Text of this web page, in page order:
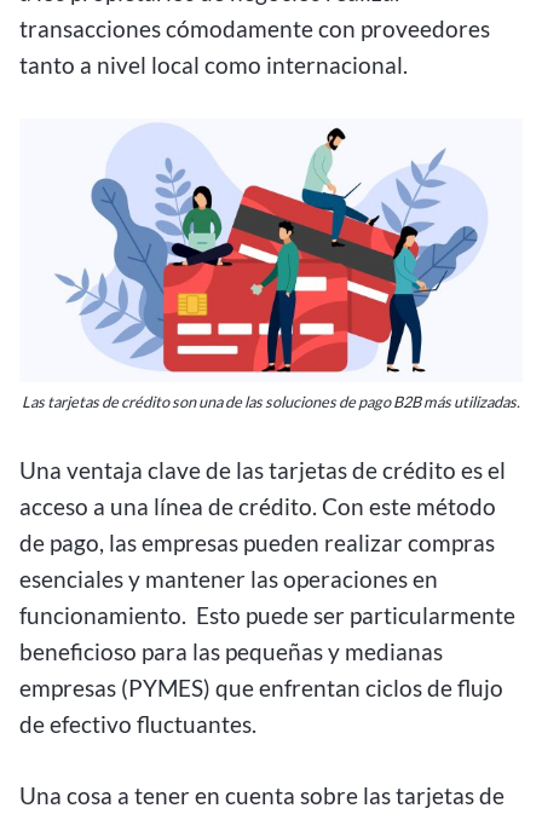
transacciones cómodamente con proveedores
tanto a nivel local como internacional.
Las tarjetas de crédito son una de las soluciones de pago B2B más utilizadas.
Una ventaja clave de las tarjetas de crédito es el
acceso a una línea de crédito. Con este método
de pago, las empresas pueden realizar compras
esenciales y mantener las operaciones en
funcionamiento. Esto puede ser particularmente
beneficioso para las pequeñas y medianas
empresas (PYMES) que enfrentan ciclos de flujo
de efectivo fluctuantes.
Una cosa a tener en cuenta sobre las tarjetas de